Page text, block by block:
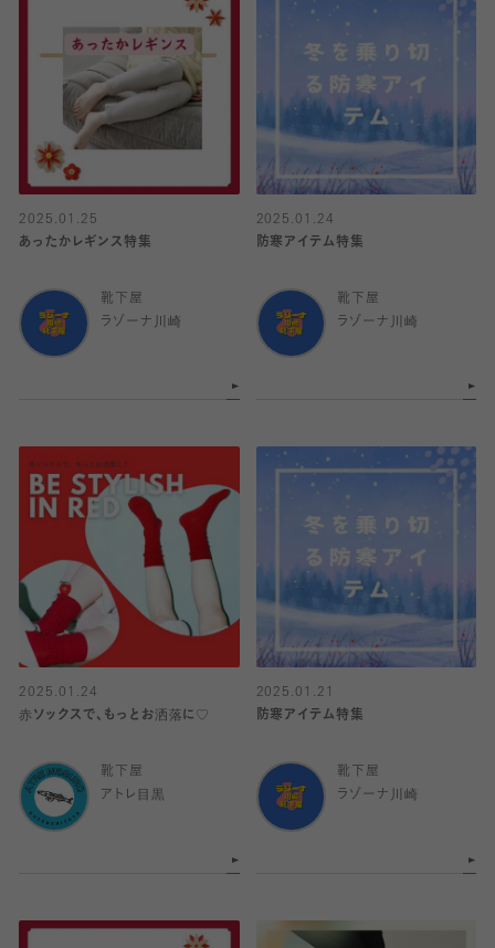
2025.01.25
あったかレギンス特集
靴下屋
ラゾーナ川崎
2025.01.24
防寒アイテム特集
靴下屋
ラゾーナ川崎
2025.01.24
赤ソックスで、もっとお洒落に♡
靴下屋
アトレ目黒
2025.01.21
防寒アイテム特集
靴下屋
ラゾーナ川崎